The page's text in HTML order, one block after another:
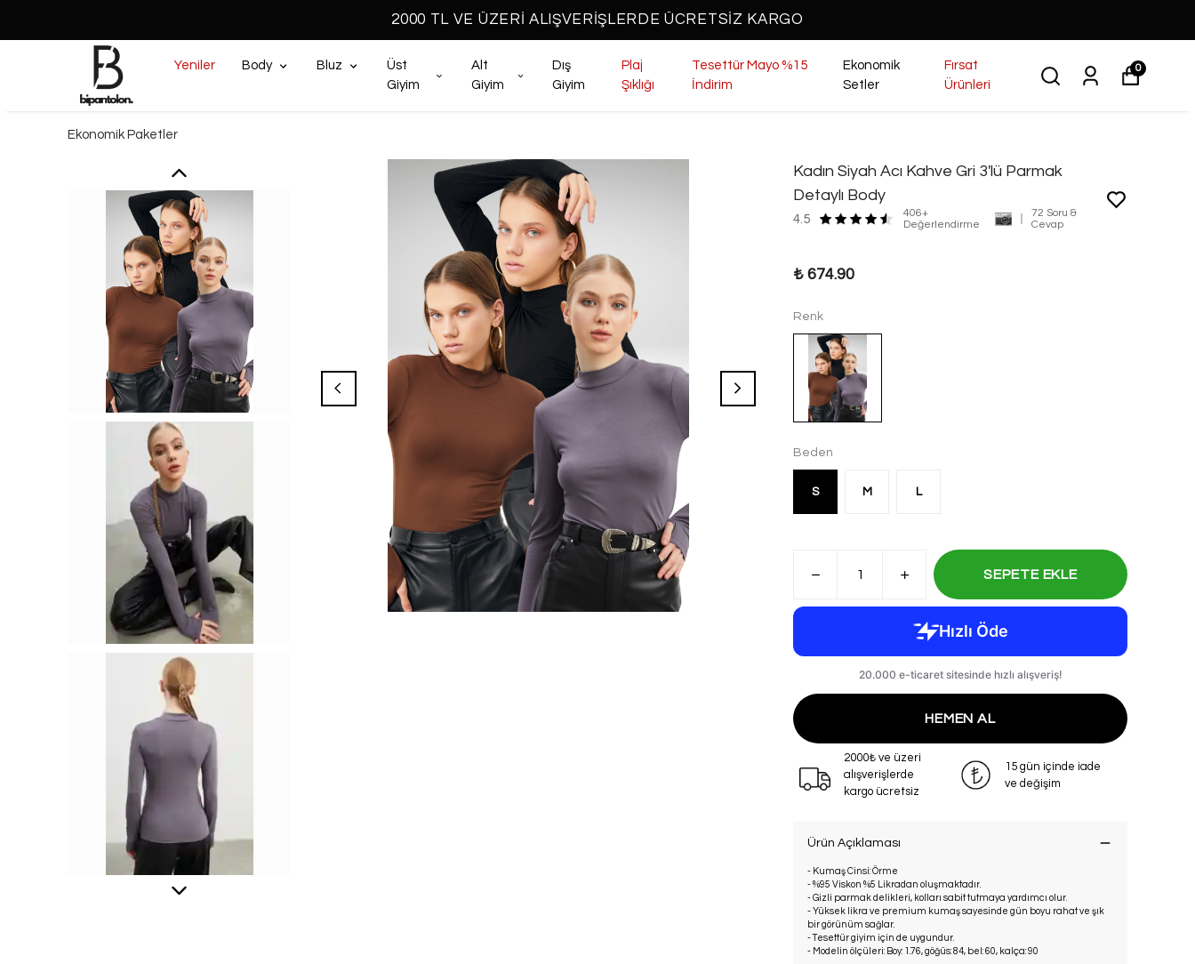
2000 TL VE ÜZERİ ALIŞVERİŞLERDE ÜCRETSİZ KARGO
Yeniler Body Bluz
Üst
Giyim
Alt
Giyim
Dış
Giyim
Plaj
Şıklığı
Tesettür Mayo %15
İndirim
Ekonomik
Setler
Fırsat
Ürünleri
0
Ekonomik Paketler
Kadın Siyah Acı Kahve Gri 3'lü Parmak
Detaylı Body
4.5
406+
Değerlendirme
72 Soru &
Cevap
₺ 674.90
Renk
Beden
S M L
SEPETE EKLE
HEMEN AL
2000₺ ve üzeri
alışverişlerde
kargo ücretsiz
15 gün içinde iade
ve değişim
Ürün Açıklaması
- Kumaş Cinsi: Örme
- %95 Viskon %5 Likradan oluşmaktadır.
- Gizli parmak delikleri, kolları sabit tutmaya yardımcı olur.
- Yüksek likra ve premium kumaş sayesinde gün boyu rahat ve şık
bir görünüm sağlar.
- Tesettür giyim için de uygundur.
- Modelin ölçüleri: Boy: 1.76, göğüs: 84, bel: 60, kalça: 90